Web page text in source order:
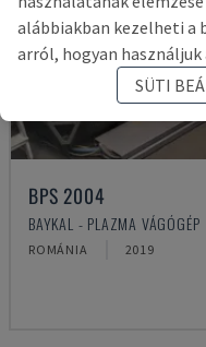
BPS 2004
BAYKAL - PLAZMA VÁGÓGÉP
ROMÁNIA 2019
alábbiakban kezelheti
arról, hogyan használjuk
SÜTI